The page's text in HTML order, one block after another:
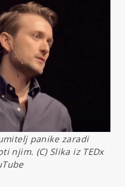
panike zaradi
njim. (C) Slika iz TEDx